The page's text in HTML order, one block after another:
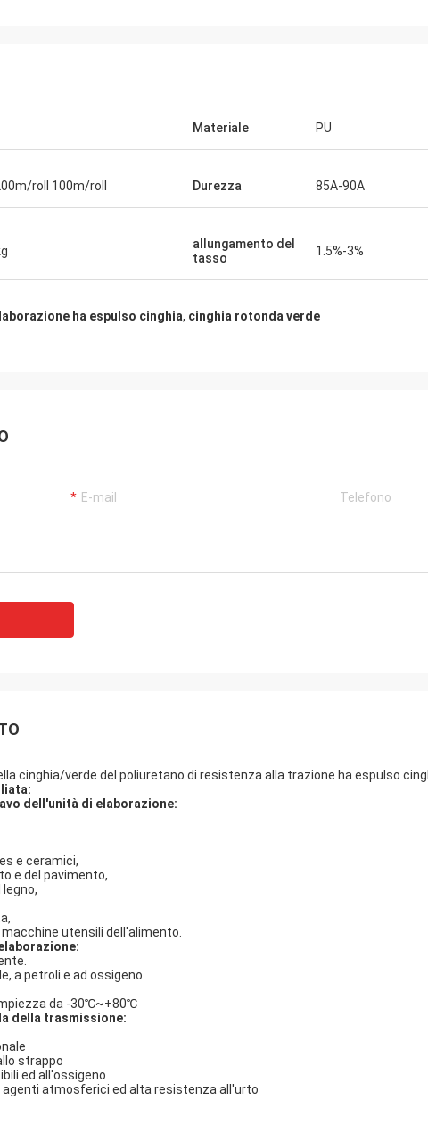
Possamai di sig. Alcioni
servizio!
Materiale PU
roll 100m/roll Durezza 85A-90A
allungamento del
tasso
1.5%-3%
ha espulso cinghia, cinghia rotonda verde
cinghia/verde del poliuretano di resistenza alla trazione ha espulso
dell'unità di elaborazione:
e ceramici,
e del pavimento,
utensili dell'alimento.
a petroli e ad ossigeno.
da -30℃~+80℃
della trasmissione:
strappo
ed all'ossigeno
agenti atmosferici ed alta resistenza all'urto